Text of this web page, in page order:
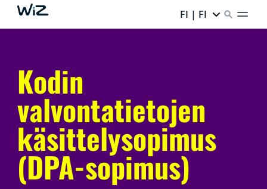
FI | FI
Kodin
valvontatietojen
käsittelysopimus
(DPA-sopimus)